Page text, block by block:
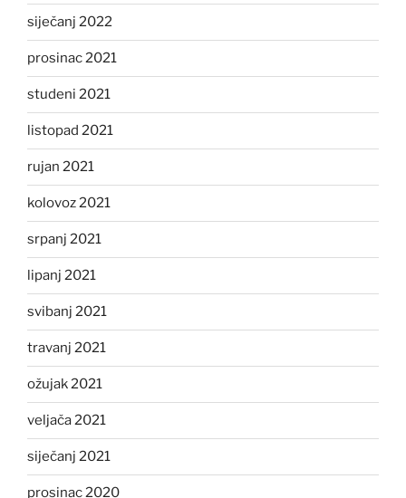
siječanj 2022
prosinac 2021
studeni 2021
listopad 2021
rujan 2021
kolovoz 2021
srpanj 2021
lipanj 2021
svibanj 2021
travanj 2021
ožujak 2021
veljača 2021
siječanj 2021
prosinac 2020